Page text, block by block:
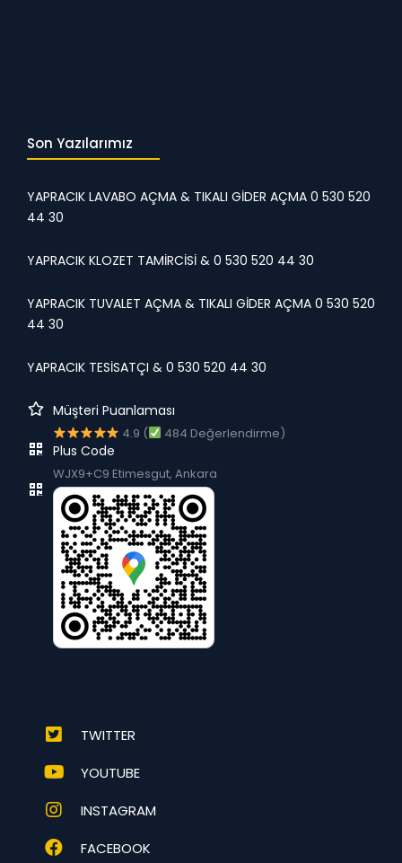
Son Yazılarımız
YAPRACIK LAVABO AÇMA & TIKALI GİDER AÇMA 0 530 520
44 30
YAPRACIK KLOZET TAMİRCİSİ & 0 530 520 44 30
YAPRACIK TUVALET AÇMA & TIKALI GİDER AÇMA 0 530 520
44 30
YAPRACIK TESİSATÇI & 0 530 520 44 30
Müşteri Puanlaması
4.9 ( 484 Değerlendirme)
Plus Code
WJX9+C9 Etimesgut, Ankara
TWITTER
YOUTUBE
INSTAGRAM
FACEBOOK